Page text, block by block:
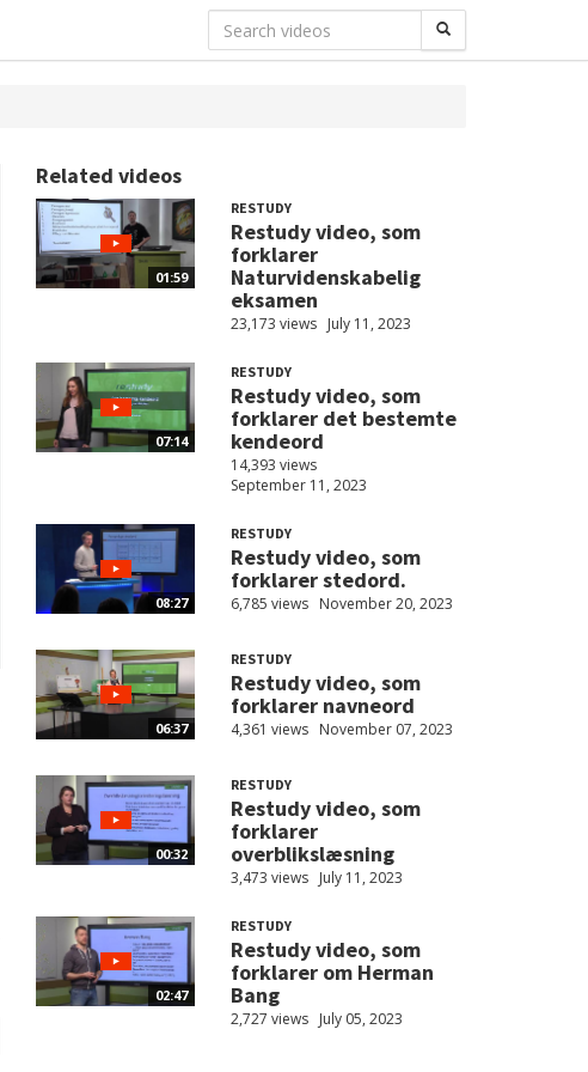
Related videos
01:59
RESTUDY
Restudy video, som
forklarer
Naturvidenskabelig
eksamen
23,173 views July 11, 2023
07:14
RESTUDY
Restudy video, som
forklarer det bestemte
kendeord
14,393 views
September 11, 2023
08:27
RESTUDY
Restudy video, som
forklarer stedord.
6,785 views November 20, 2023
06:37
RESTUDY
Restudy video, som
forklarer navneord
4,361 views November 07, 2023
00:32
RESTUDY
Restudy video, som
forklarer
overblikslæsning
3,473 views July 11, 2023
02:47
RESTUDY
Restudy video, som
forklarer om Herman
Bang
2,727 views July 05, 2023